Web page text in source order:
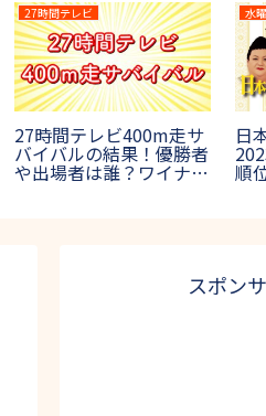
27時間テレビ
27時間テレビ400m走サ
バイバルの結果！優勝者
や出場者は誰？ワイナイ
水
日
順
スポン